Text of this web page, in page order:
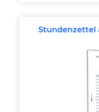
Stundenzettel